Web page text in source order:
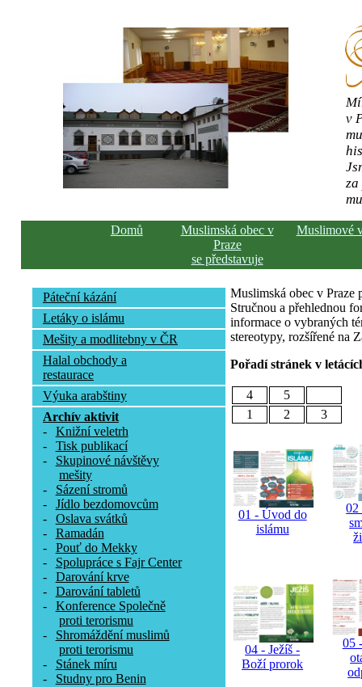
v
Domů
Muslimská obec v
Praze
se představuje
Muslimové
Páteční kázání
Letáky o islámu
Mešity a modlitebny v ČR
Halal obchody a
restaurace
Výuka arabštiny
Archív aktivit
-
Knižní veletrh
-
Tisk publikací
-
Skupinové návštěvy
mešity
-
Sázení stromů
-
Jídlo bezdomovcům
-
Oslava svátků
-
Ramadán
-
Pouť do Mekky
-
Spolupráce s Fajr Center
-
Darování krve
-
Darování tabletů
-
Konference Společně
proti terorismu
-
Shromáždění muslimů
proti terorismu
-
Stánek míru
-
Studny pro Benin
Muslimská obec v Praze
Stručnou a přehlednou
informace o vybraných
stereotypy, rozšířené na
Pořadí stránek v
4
5
1
2 3
01 - Úvod do
islámu
02
04 - Ježíš -
Boží prorok
05